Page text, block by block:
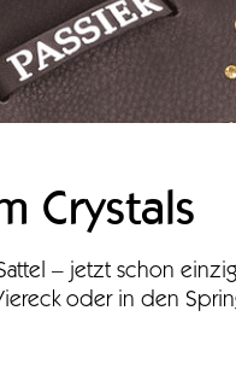
Crystals
– jetzt schon
oder in den